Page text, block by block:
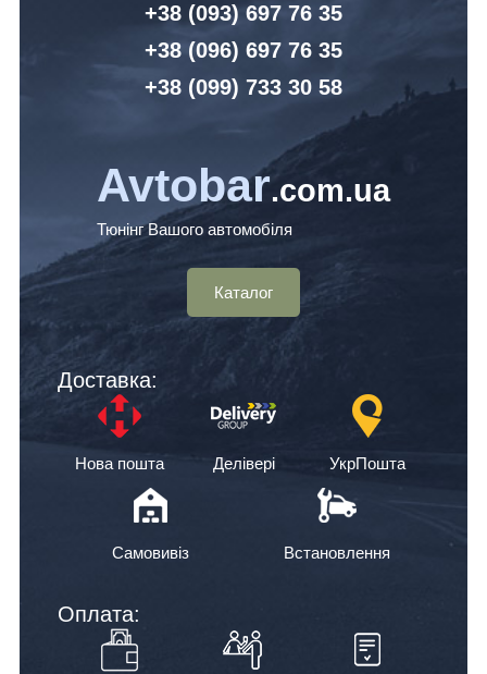
+38 (093) 697 76 35
+38 (096) 697 76 35
+38 (099) 733 30 58
Avtobar.com.ua
Тюнінг Вашого автомобіля
Каталог
Доставка:
Нова пошта Делівері УкрПошта
Самовивіз Встановлення
Оплата: